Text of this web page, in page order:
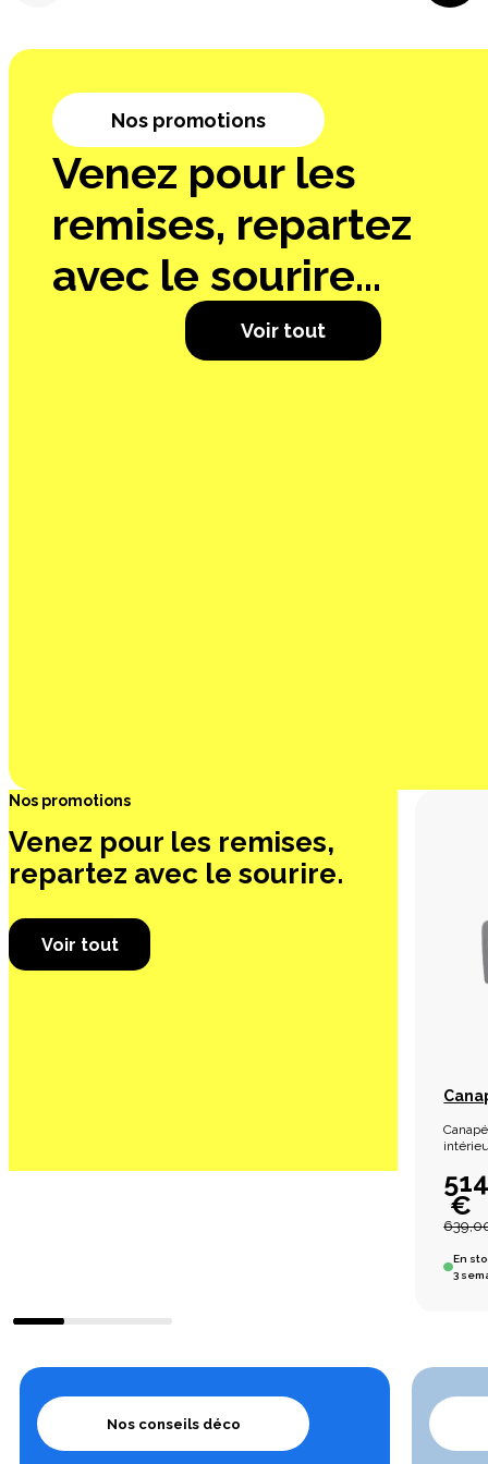
Nos promotions
Venez pour les
remises, repartez
avec le sourire...
Voir tout
Nos promotions
Venez pour les remises,
repartez avec le sourire.
Voir tout
€
En
3
Nos conseils déco